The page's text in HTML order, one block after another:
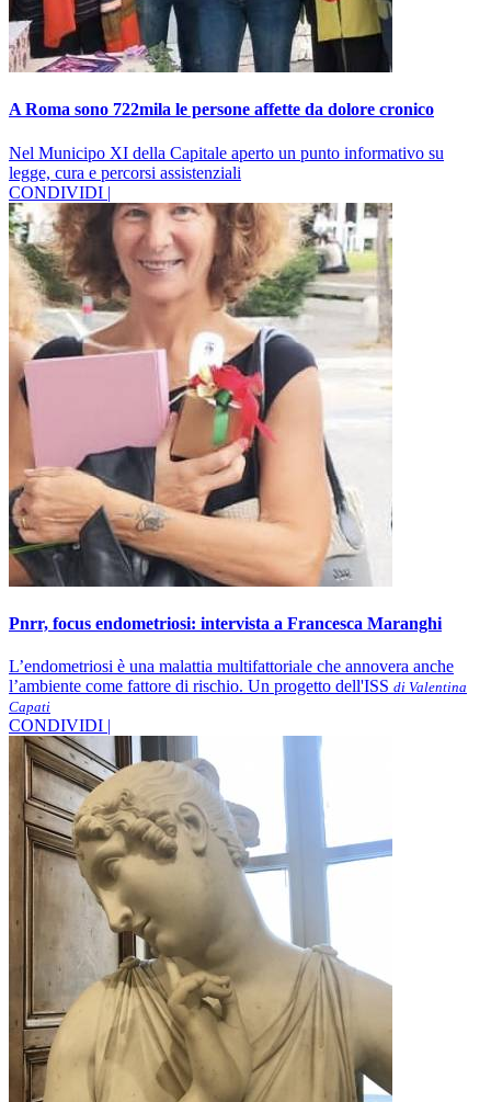
A Roma sono 722mila le persone affette da dolore cronico
Nel Municipo XI della Capitale aperto un punto informativo su
legge, cura e percorsi assistenziali
CONDIVIDI |
Pnrr, focus endometriosi: intervista a Francesca Maranghi
L’endometriosi è una malattia multifattoriale che annovera anche
l’ambiente come fattore di rischio. Un progetto dell'ISS di Valentina
Capati
CONDIVIDI |